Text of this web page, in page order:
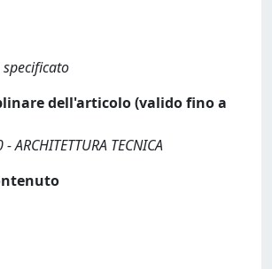
dell'articolo (valido fino a
ARCHITETTURA TECNICA